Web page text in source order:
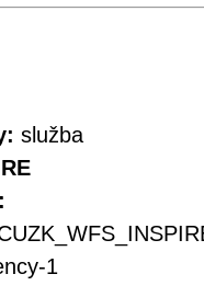
služba
1